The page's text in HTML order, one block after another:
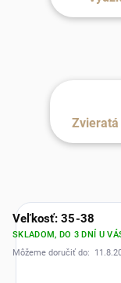
Zvieratá
Veľkosť: 35-38
SKLADOM, DO 3 DNÍ U
Môžeme doručiť do: